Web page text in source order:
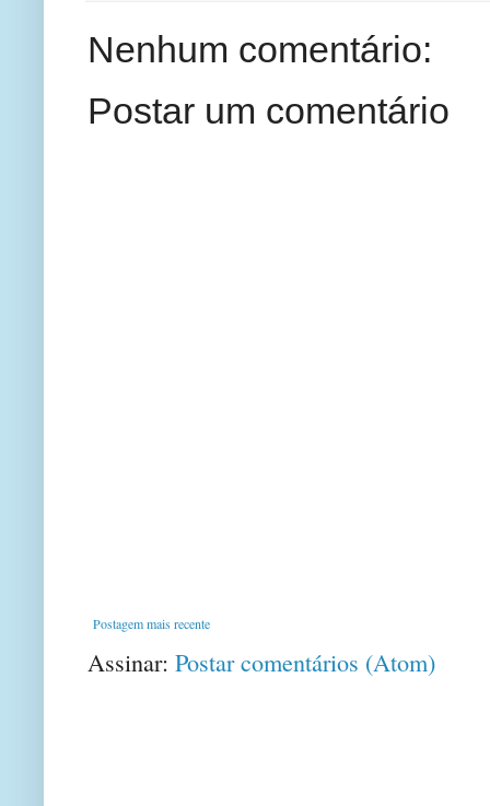
Nenhum comentário:
Postar um comentário
Postagem mais recente
Assinar: Postar comentários (Atom)